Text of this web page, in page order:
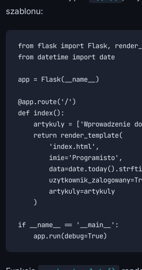
szablonu:
from flask import Flask,
from datetime import date
app = Flask(__name__)
@app.route('/')
def index():
artykuly = ['Wprowadzenie
    return render_template(
        'index.html',
        imie='Programisto',
        artykuly=artykuly
    )
if __name__ == '__main__':
    app.run(debug=True)